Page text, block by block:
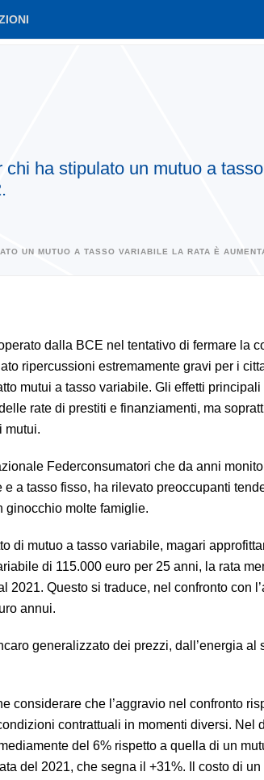
ha stipulato un mutuo a
UN MUTUO A TASSO VARIABILE LA RATA È
dalla BCE nel tentativo di fermare la
ripercussioni estremamente gravi per i
mutui a tasso variabile. Gli effetti principali
rate di prestiti e finanziamenti, ma
mutui.
Federconsumatori che da anni
a tasso fisso, ha rilevato preoccupanti
ginocchio molte famiglie.
di mutuo a tasso variabile, magari
di 115.000 euro per 25 anni, la rata
Questo si traduce, nel confronto con
annui.
generalizzato dei prezzi, dall’energia al
considerare che l’aggravio nel confronto
contrattuali in momenti diversi. Nel
del 6% rispetto a quella di un
del 2021, che segna il +31%. Il costo di un